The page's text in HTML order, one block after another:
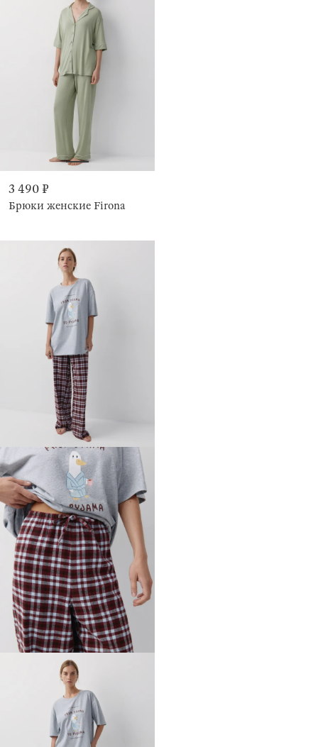
3 490 ₽
Брюки женские Firona